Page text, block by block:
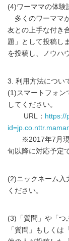
(4)ワーママの体験
多くのワーママ
友との上手な付き
題」として投稿し
を投稿し、ノウハ
3. 利用方法につい
(1)スマートフォン
してください。
URL： https://
※2017年7月現
旬以降に対応予定
(2)ニックネーム入
ください。
(3)「質問」や「つ
「質問」もしくは